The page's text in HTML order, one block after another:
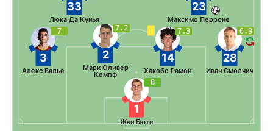
8
1
Жан Бюте
7
3
Алекс Валье
7.2
2
Марк Оливер
Кемпф
7.3
14
Хакобо Рамон
6.9
28
Иван Смолчич
33
Люка Да Кунья
23
Максимо Перроне